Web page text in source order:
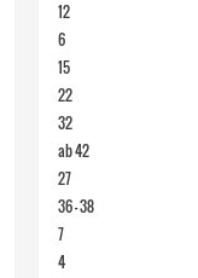
12
6
15
22
32
ab 42
27
36 - 38
7
4